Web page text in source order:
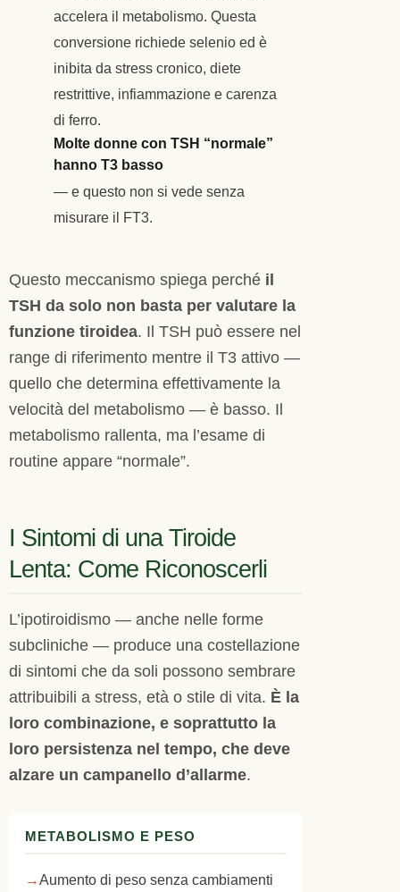
accelera il metabolismo. Questa
conversione richiede selenio ed è
inibita da stress cronico, diete
restrittive, infiammazione e carenza
di ferro.
Molte donne con TSH “normale”
hanno T3 basso
— e questo non si vede senza
misurare il FT3.
Questo meccanismo spiega perché il
TSH da solo non basta per valutare la
funzione tiroidea. Il TSH può essere nel
range di riferimento mentre il T3 attivo —
quello che determina effettivamente la
velocità del metabolismo — è basso. Il
metabolismo rallenta, ma l’esame di
routine appare “normale”.
I Sintomi di una Tiroide
Lenta: Come Riconoscerli
L’ipotiroidismo — anche nelle forme
subcliniche — produce una costellazione
di sintomi che da soli possono sembrare
attribuibili a stress, età o stile di vita. È la
loro combinazione, e soprattutto la
loro persistenza nel tempo, che deve
alzare un campanello d’allarme.
METABOLISMO E PESO
Aumento di peso senza cambiamenti